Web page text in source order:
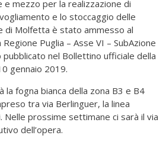
e mezzo per la realizzazione di
e lo stoccaggio delle
di Molfetta è stato ammesso al
Puglia – Asse VI – SubAzione
nel Bollettino ufficiale della
gennaio 2019.
la fogna bianca della zona B3 e B4
tra via Berlinguer, la linea
Nelle prossime settimane ci sarà il via
dell’opera.